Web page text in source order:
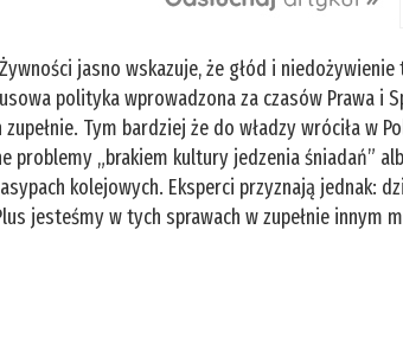
jasno wskazuje, że głód i
polityka wprowadzona za czasów Prawa i
Tym bardziej że do władzy wróciła w
problemy „brakiem kultury jedzenia śniadań”
kolejowych. Eksperci przyznają jednak:
jesteśmy w tych sprawach w zupełnie innym